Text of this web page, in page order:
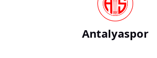
Antalyaspor